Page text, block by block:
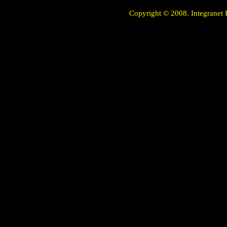
Copyright © 2008. Integranet